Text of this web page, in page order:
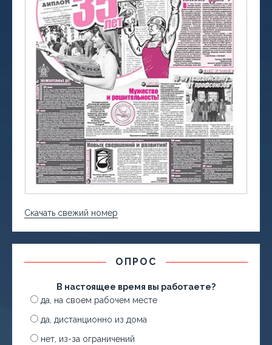
Скачать свежий номер
ОПРОС
В настоящее время вы работаете?
да, на своем рабочем месте
да, дистанционно из дома
нет, из-за ограничений